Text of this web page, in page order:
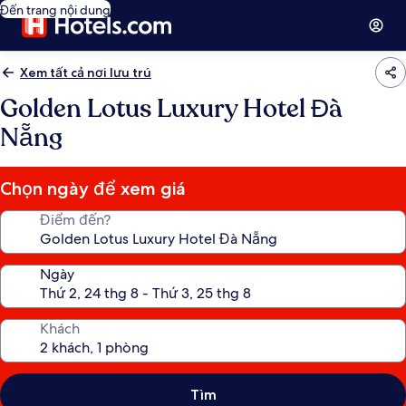
Đến trang nội dung
Xem tất cả nơi lưu trú
Golden Lotus Luxury Hotel Đà
Nẵng
Chọn ngày để xem giá
Điểm đến?
Ngày
Khách
Tìm